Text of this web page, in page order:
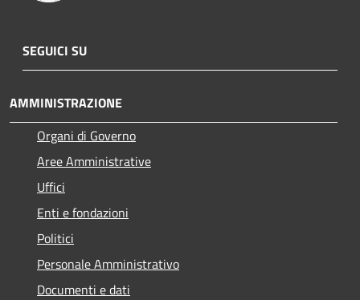
SEGUICI SU
AMMINISTRAZIONE
Organi di Governo
Aree Amministrative
Uffici
Enti e fondazioni
Politici
Personale Amministrativo
Documenti e dati